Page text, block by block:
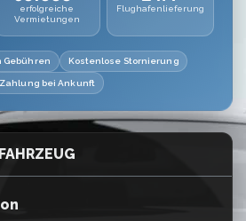
erfolgreiche
Vermietungen
Flughafenlieferung
Gebühren Kostenlose Stornierung
Zahlung bei Ankunft